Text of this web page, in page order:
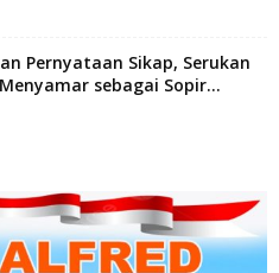
Pernyataan Sikap, Serukan
sebagai Sopir...